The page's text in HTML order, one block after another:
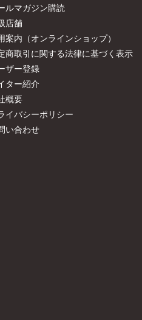
ルマガジン購読
店舗
案内（オンラインショップ）
商取引に関する法律に基づく表示
ザー登録
ター紹介
概要
イバシーポリシー
い合わせ